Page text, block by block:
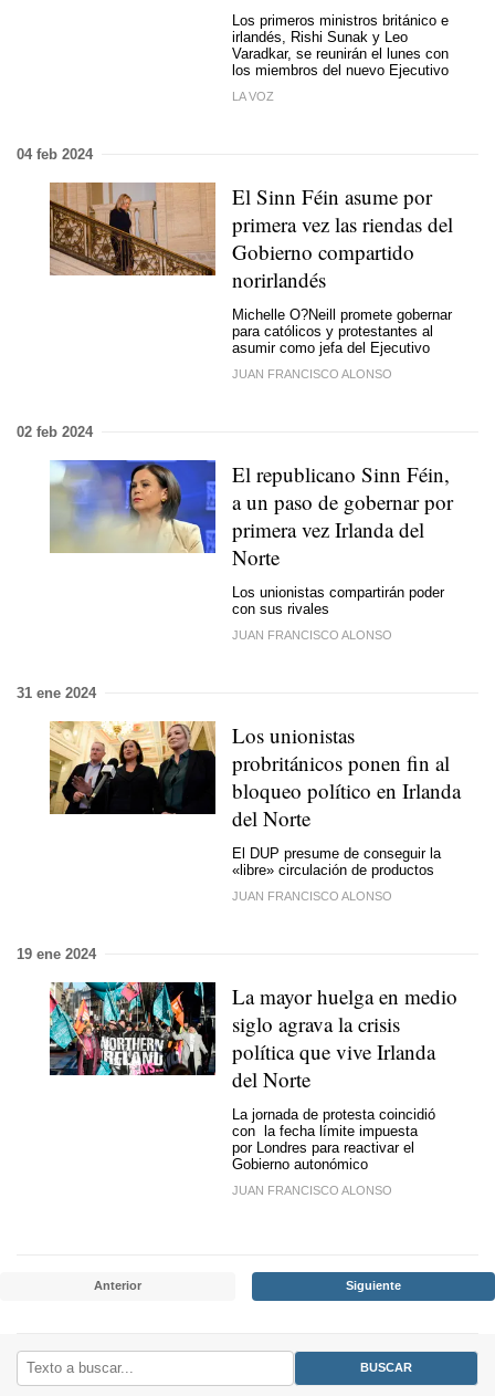
Los primeros ministros británico e
irlandés, Rishi Sunak y Leo
Varadkar, se reunirán el lunes con
los miembros del nuevo Ejecutivo
LA VOZ
04 feb 2024
El Sinn Féin asume por
primera vez las riendas del
Gobierno compartido
norirlandés
Michelle O?Neill promete gobernar
para católicos y protestantes al
asumir como jefa del Ejecutivo
JUAN FRANCISCO ALONSO
02 feb 2024
El republicano Sinn Féin,
a un paso de gobernar por
primera vez Irlanda del
Norte
Los unionistas compartirán poder
con sus rivales
JUAN FRANCISCO ALONSO
31 ene 2024
Los unionistas
probritánicos ponen fin al
bloqueo político en Irlanda
del Norte
El DUP presume de conseguir la
«libre» circulación de productos
JUAN FRANCISCO ALONSO
19 ene 2024
La mayor huelga en medio
siglo agrava la crisis
política que vive Irlanda
del Norte
La jornada de protesta coincidió
con la fecha límite impuesta
por Londres para reactivar el
Gobierno autonómico
JUAN FRANCISCO ALONSO
Anterior Siguiente